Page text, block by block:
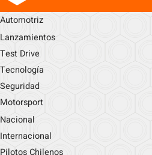
Automotriz
Lanzamientos
Test Drive
Tecnología
Seguridad
Motorsport
Nacional
Internacional
Pilotos Chilenos